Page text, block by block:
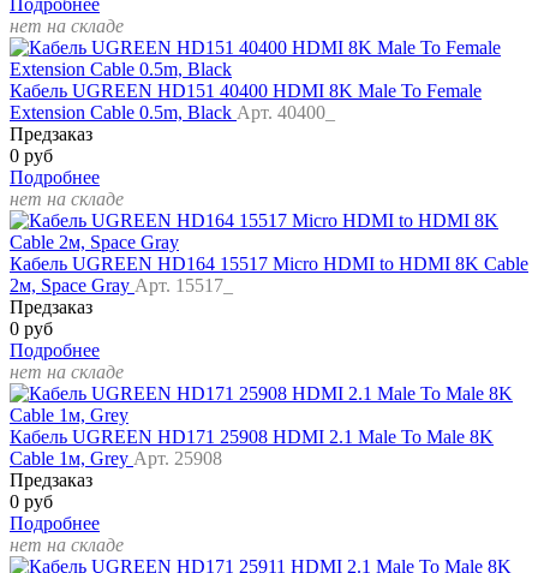
Подробнее
нет на складе
Кабель UGREEN HD151 40400 HDMI 8K Male To Female
Extension Cable 0.5m, Black Арт. 40400_
Предзаказ
0 руб
Подробнее
нет на складе
Кабель UGREEN HD164 15517 Micro HDMI to HDMI 8K Cable
2м, Space Gray Арт. 15517_
Предзаказ
0 руб
Подробнее
нет на складе
Кабель UGREEN HD171 25908 HDMI 2.1 Male To Male 8K
Cable 1м, Grey Арт. 25908
Предзаказ
0 руб
Подробнее
нет на складе